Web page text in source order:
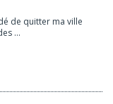
de quitter ma ville
...